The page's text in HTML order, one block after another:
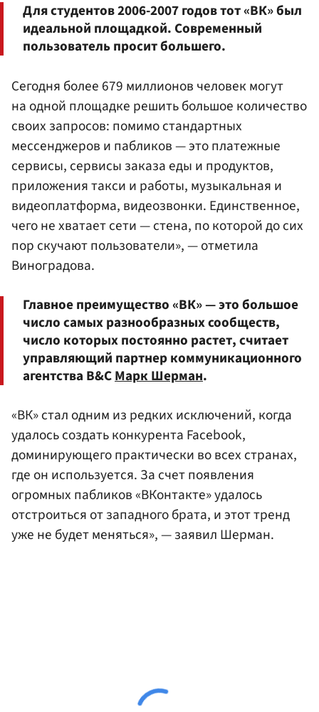
Для студентов 2006-2007 годов тот «ВК» был
идеальной площадкой. Современный
пользователь просит большего.
Сегодня более 679 миллионов человек могут
на одной площадке решить большое количество
своих запросов: помимо стандартных
мессенджеров и пабликов — это платежные
сервисы, сервисы заказа еды и продуктов,
приложения такси и работы, музыкальная и
видеоплатформа, видеозвонки. Единственное,
чего не хватает сети — стена, по которой до сих
пор скучают пользователи», — отметила
Виноградова.
Главное преимущество «ВК» — это большое
число самых разнообразных сообществ,
число которых постоянно растет, считает
управляющий партнер коммуникационного
агентства B&CМарк Шерман.
«ВК» стал одним из редких исключений, когда
удалось создать конкурента Facebook,
доминирующего практически во всех странах,
где он используется. За счет появления
огромных пабликов «ВКонтакте» удалось
отстроиться от западного брата, и этот тренд
уже не будет меняться», — заявил Шерман.